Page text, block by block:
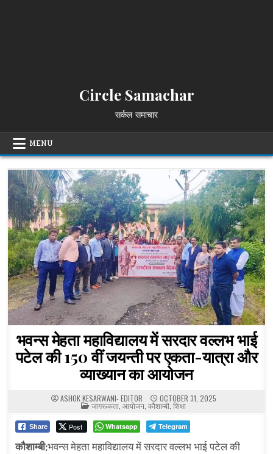
Circle Samachar
सर्कल समाचार
MENU
भवन्स मेहता महाविद्यालय में सरदार वल्लभ भाई
पटेल की 150 वीं जयन्ती पर एकता-यात्रा और
व्याख्यान का आयोजन
ASHOK KESARWANI- EDITOR OCTOBER 31, 2025
POSTED
IN
जागरूकता आयोजन कौशाम्बी शिक्षा
Share Post Whatsapp Telegram
कौशाम्बी:भवन्स मेहता महाविद्यालय में सरदार वल्लभ भाई पटेल की